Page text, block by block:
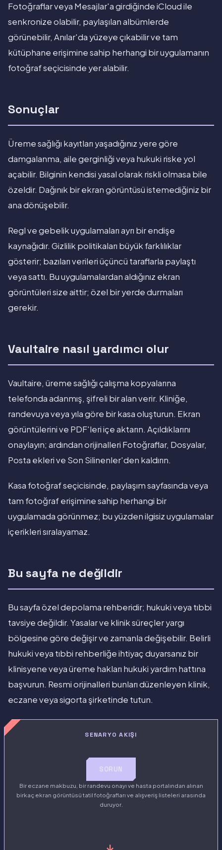
Fotoğraflar veya Mesajlar'a girdiğinde iCloud ile
senkronize olabilir, paylaşılan albümlerde
görünebilir, Anılar'da yüzeye çıkabilir ve tam
kütüphane erişimine sahip herhangi bir uygulamanın
fotoğraf seçicisinde yer alabilir.
Sonuçlar
Üreme sağlığı kayıtları yaşadığınız yere göre
damgalanma, aile gerginliği veya hukuki riske yol
açabilir. Bilginin kendisi yasal olarak riskli olmasa bile
özeldir. Dağınık bir ekran görüntüsü istemediğiniz bir
ana dönüşebilir.
Regl ve gebelik uygulamaları ayrı bir endişe
kaynağıdır. Gizlilik politikaları büyük farklılıklar
gösterir; bazıları verileri üçüncü taraflarla paylaştı
veya sattı. Bu uygulamalardan aldığınız ekran
görüntüleri size aittir; özel bir yerde durmaları
gerekir.
Vaultaire nasıl yardımcı olur
Vaultaire, üreme sağlığı çalışma kopyalarına
telefonda adanmış, şifreli bir alan verir. Kliniğe,
randevuya veya yıla göre bir kasa oluşturun. Ekran
görüntülerini ve PDF'leri içe aktarın. Açıldıklarını
onaylayın; ardından orijinalleri Fotoğraflar, Dosyalar,
Posta ekleri ve Son Silinenler'den kaldırın.
Kasa fotoğraf seçicisinde, paylaşım sayfasında veya
tam fotoğraf erişimine sahip herhangi bir
uygulamada görünmez; bu yüzden ilgisiz uygulamalar
içerikleri sıralayamaz.
Bu sayfa ne değildir
Bu sayfa özel depolama rehberidir; hukuki veya tıbbi
tavsiye değildir. Yasalar ve klinik süreçler yargı
bölgesine göre değişir ve zamanla değişebilir. Belirli
hukuki veya tıbbi rehberliğe ihtiyaç duyarsanız bir
klinisyene veya üreme hakları hukuki yardım hattına
başvurun. Resmi orijinalleri bunları düzenleyen klinik,
eczane veya sigorta şirketinde tutun.
SENARYO AKIŞI
SORUN
Bir eczane makbuzu, bir randevu onayı ve hasta portalından alınan
birkaç ekran görüntüsü tatil fotoğrafları ve alışveriş listeleri arasında
duruyor.
→